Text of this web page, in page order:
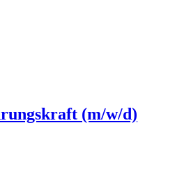
(m/w/d)